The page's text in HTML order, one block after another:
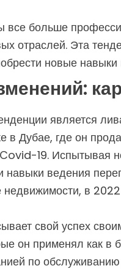
все больше
отраслей. Эта
новые
является
в Дубае, где он
19. Испытывая
навыки ведения
в
свой успех
он применял как в
по